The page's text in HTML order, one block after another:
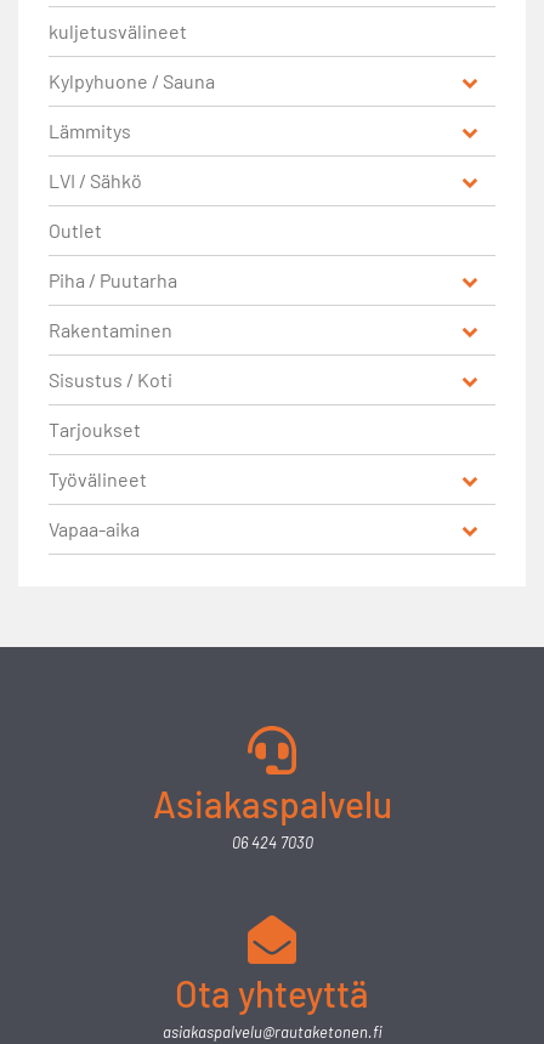
kuljetusvälineet
Kylpyhuone / Sauna
Lämmitys
LVI / Sähkö
Outlet
Piha / Puutarha
Rakentaminen
Sisustus / Koti
Tarjoukset
Työvälineet
Vapaa-aika
Asiakaspalvelu
06 424 7030
Ota yhteyttä
asiakaspalvelu@rautaketonen.fi